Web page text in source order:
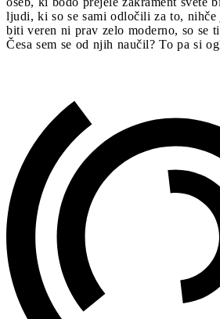
ljudi, ki so se sami odločili za to,
biti veren ni prav zelo moderno, so se
Česa sem se od njih naučil? To pa si